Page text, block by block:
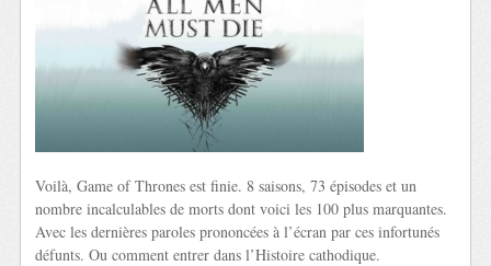
Voilà, Game of Thrones est finie. 8 saisons, 73 épisodes et un
nombre incalculables de morts dont voici les 100 plus marquantes.
Avec les dernières paroles prononcées à l’écran par ces infortunés
défunts. Ou comment entrer dans l’Histoire cathodique.